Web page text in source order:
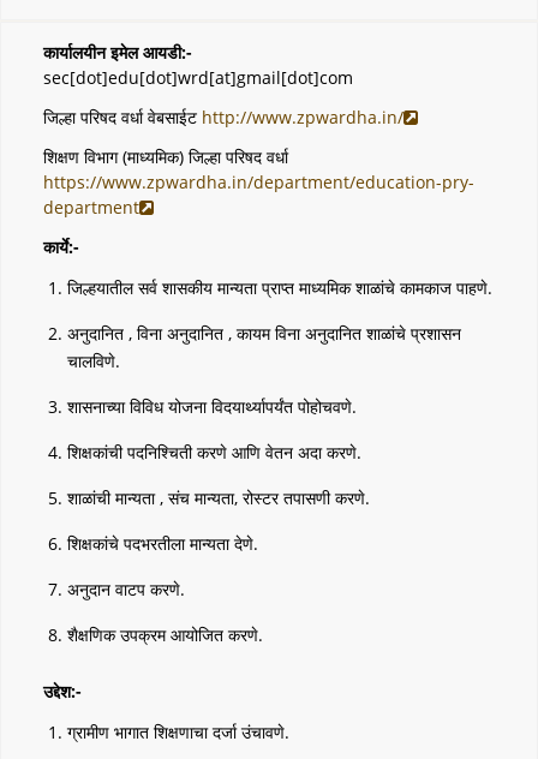
कार्यालयीन इमेल आयडी:-
sec[dot]edu[dot]wrd[at]gmail[dot]com
जिल्हा परिषद वर्धा वेबसाईट http://www.zpwardha.in/
शिक्षण विभाग (माध्यमिक) जिल्हा परिषद वर्धा
https://www.zpwardha.in/department/education-pry-
department
कार्ये:-
जिल्हयातील सर्व शासकीय मान्यता प्राप्त माध्यमिक शाळांचे कामकाज पाहणे.
अनुदानित , विना अनुदानित , कायम विना अनुदानित शाळांचे प्रशासन
चालविणे.
शासनाच्या विविध योजना विदयार्थ्यापर्यंत पोहोचवणे.
शिक्षकांची पदनिश्चिती करणे आणि वेतन अदा करणे.
शाळांची मान्यता , संच मान्यता, रोस्टर तपासणी करणे.
शिक्षकांचे पदभरतीला मान्यता देणे.
अनुदान वाटप करणे.
शैक्षणिक उपक्रम आयोजित करणे.
उद्देश:-
ग्रामीण भागात शिक्षणाचा दर्जा उंचावणे.